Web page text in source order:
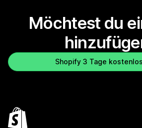
Möchtest du
Shopify 3 Tage